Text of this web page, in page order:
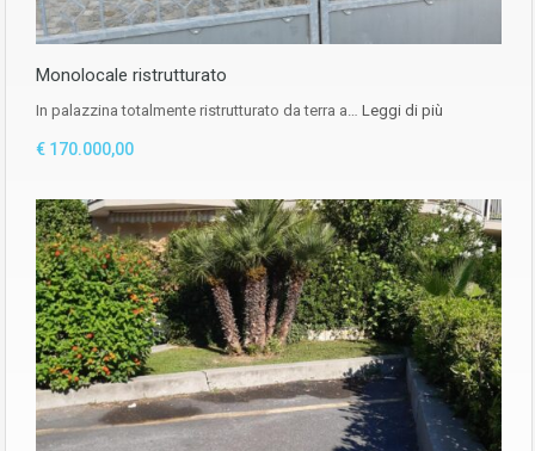
Monolocale ristrutturato
In palazzina totalmente ristrutturato da terra a… Leggi di più
€ 170.000,00